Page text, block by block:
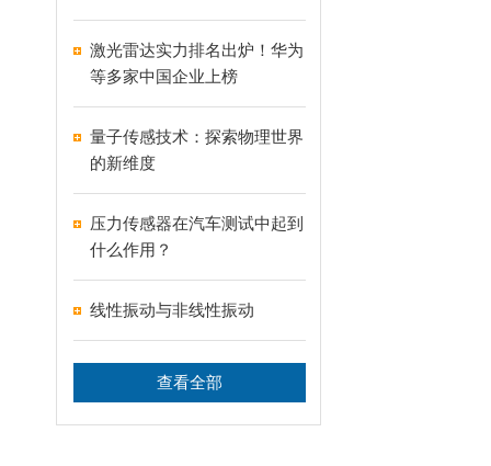
激光雷达实力排名出炉！华为
等多家中国企业上榜
量子传感技术：探索物理世界
的新维度
压力传感器在汽车测试中起到
什么作用？
线性振动与非线性振动
查看全部